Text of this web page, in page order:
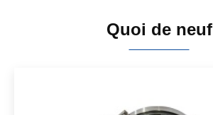
Quoi de neuf